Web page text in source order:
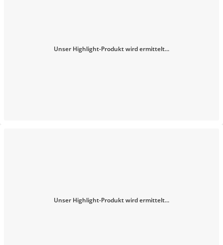
Unser Highlight-Produkt wird ermittelt...
Unser Highlight-Produkt wird ermittelt...